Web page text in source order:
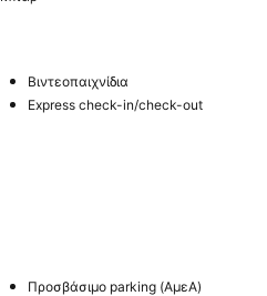
Βιντεοπαιχνίδια
Express check-in/check-out
Προσβάσιμο parking (ΑμεΑ)